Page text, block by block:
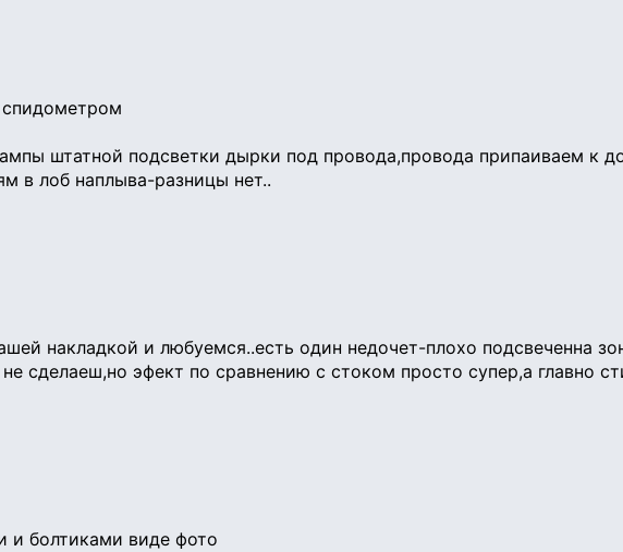
спидометром
штатной подсветки дырки под провода,провода припаиваем к
в лоб наплыва-разницы нет..
накладкой и любуемся..есть один недочет-плохо подсвеченна
сделаеш,но эфект по сравнению с стоком просто супер,а главно
и болтиками виде фото